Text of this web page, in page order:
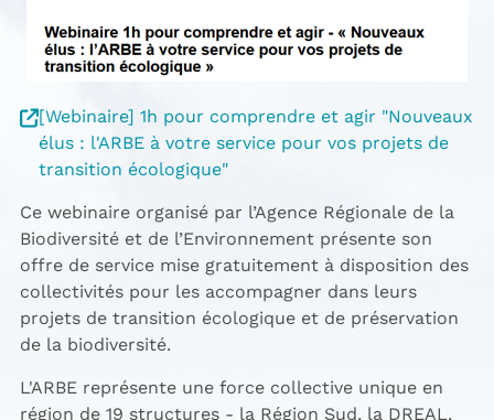
[Webinaire] 1h pour comprendre et agir "Nouveaux
élus : l'ARBE à votre service pour vos projets de
transition écologique"
Ce webinaire organisé par l’Agence Régionale de la
Biodiversité et de l’Environnement présente son
offre de service mise gratuitement à disposition des
collectivités pour les accompagner dans leurs
projets de transition écologique et de préservation
de la biodiversité.
L'ARBE représente une force collective unique en
région de 19 structures - la Région Sud, la DREAL,